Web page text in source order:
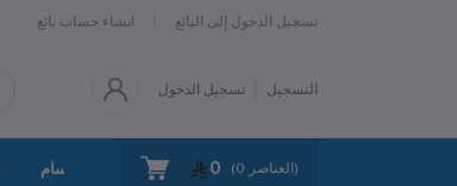
انشاء حساب بائع تسجيل الدخول إلى البائع
تسجيل الدخول التسجيل
جميع الأقسام اتصل بنا سياسة الخصوصية 0 (0 العناصر)